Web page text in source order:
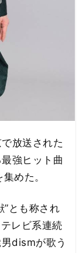
放送された
強ヒット曲
めた。
とも称され
レビ系連続
dismが歌う